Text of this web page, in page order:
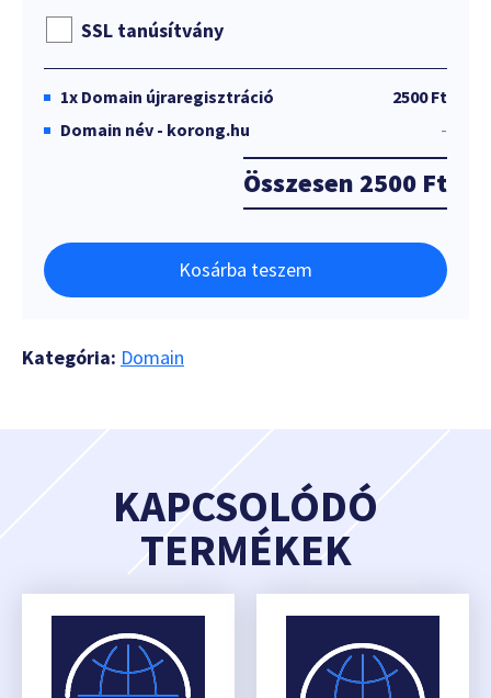
SSL tanúsítvány
1x Domain újraregisztráció
2500 Ft
Domain név - korong.hu
-
Összesen 2500 Ft
Kosárba teszem
Kategória: Domain
KAPCSOLÓDÓ
TERMÉKEK